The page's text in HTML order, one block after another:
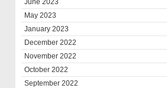
June 2023
May 2023
January 2023
December 2022
November 2022
October 2022
September 2022